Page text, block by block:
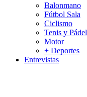
Balonmano
Fútbol Sala
Ciclismo
Tenis y Pádel
Motor
+ Deportes
Entrevistas